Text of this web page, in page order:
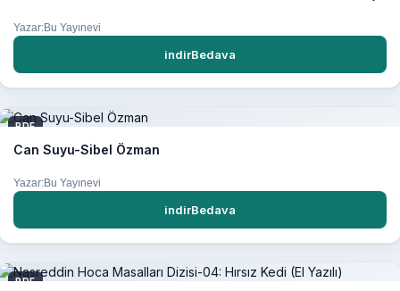
Yazar:Bu Yayınevi
indirBedava
PDF
Can Suyu-Sibel Özman
Yazar:Bu Yayınevi
indirBedava
PDF